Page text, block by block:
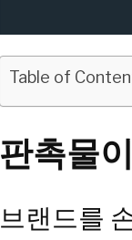
Table of
판촉물
브랜드를